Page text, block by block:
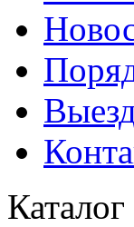
Каталог